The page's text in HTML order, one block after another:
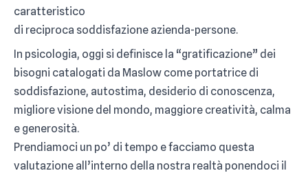
caratteristico
di reciproca soddisfazione azienda-persone.
In psicologia, oggi si definisce la “gratificazione” dei
bisogni catalogati da Maslow come portatrice di
soddisfazione, autostima, desiderio di conoscenza,
migliore visione del mondo, maggiore creatività, calma
e generosità.
Prendiamoci un po’ di tempo e facciamo questa
valutazione all’interno della nostra realtà ponendoci il